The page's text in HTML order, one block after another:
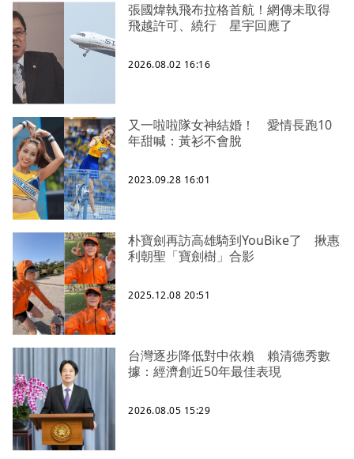
張國煒執飛布拉格首航！網傳未取得
飛越許可、繞行 星宇回應了
2026.08.02 16:16
又一啦啦隊女神結婚！ 愛情長跑10
年甜喊：黃衫不會脫
2023.09.28 16:01
朴寶劍再訪高雄騎到YouBike了 揪惠
利朝聖「寶劍樹」合影
2025.12.08 20:51
台灣逐步降低對中依賴 賴清德秀數
據：經濟創近50年最佳表現
2026.08.05 15:29